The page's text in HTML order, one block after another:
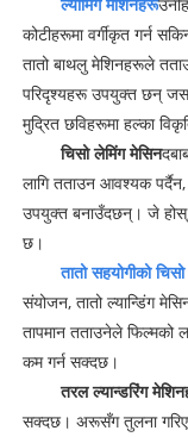
कोटीहरूमा वर्गीकृत गर्न
तातो बाथलु मेशिनहरूले
परिदृश्यहरू उपयुक्त छन्
मुद्रित छविहरूमा हल्का
चिसो लेमिंग मेसिन
लागि तताउन आवश्यक पर्दैन,
उपयुक्त बनाउँदछन्। जे होस्,
छ।
तातो सहयोगीको
संयोजन, तातो ल्यान्डिंग
तापमान तताउनेले फिल्मको
कम गर्न सक्दछ।
तरल ल्यान्डरिंग
सक्दछ। अरूसँग तुलना